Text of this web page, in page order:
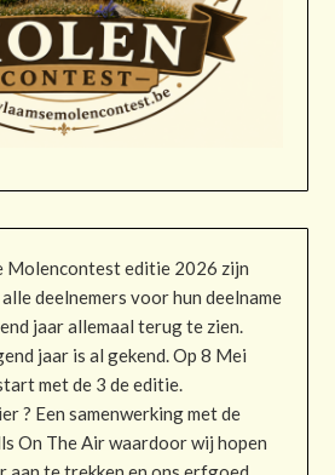
Molencontest editie 2026 zijn
deelnemers voor hun deelname
jaar allemaal terug te zien.
jaar is al gekend. Op 8 Mei
met de 3 de editie.
? Een samenwerking met de
On The Air waardoor wij hopen